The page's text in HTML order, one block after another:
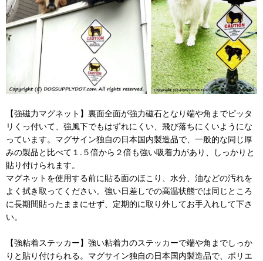
【強磁力マグネット】裏面全面が強力磁石となり端や角までピッタ
リくっ付いて、強風下でもはずれにくい、飛び落ちにくいようにな
っています。マグサイン独自の日本国内製造品で、一般的な同じ厚
みの製品と比べて１.５倍から２倍も強い吸着力があり、しっかりと
貼り付けられます。
マグネットを使用する前に貼る面のほこり、水分、油などの汚れを
よく拭き取ってください。強い日差しでの高温状態では同じところ
に長期間貼ったままにせず、定期的に取り外してお手入れして下さ
い。
【強粘着ステッカー】強い粘着力のステッカーで端や角までしっか
りと貼り付けられる。マグサイン独自の日本国内製造品で、ポリエ